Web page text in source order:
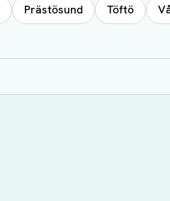
Prästösund Töftö